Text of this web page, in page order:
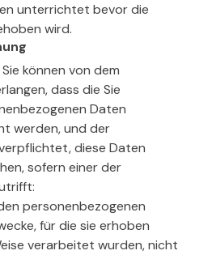
unterrichtet bevor die
wird.
können von dem
dass die Sie
Daten
werden, und der
diese Daten
sofern einer der
personenbezogenen
für die sie erhoben
verarbeitet wurden, nicht